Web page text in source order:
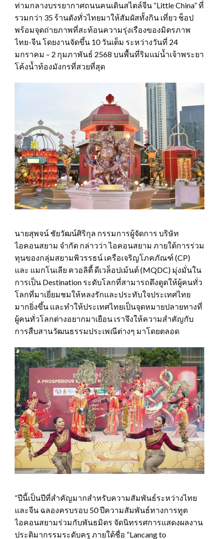
ท่ามกลางบรรยากาศถนนคนเดินสไตล์จีน “Little China” ที่
รวมกว่า 35 ร้านดังทั่วไทยมาให้สัมผัสทั้งกิน เที่ยว ช็อป
พร้อมจุดถ่ายภาพที่สะท้อนความรุ่งเรืองของมิตรภาพ
ไทย-จีน โดยงานจัดขึ้น 10 วันเต็ม ระหว่างวันที่ 24
มกราคม – 2 กุมภาพันธ์ 2568 บนพื้นที่ริมแม่น้ำเจ้าพระยา
โค้งน้ำท้องมังกรที่สวยที่สุด
นายสุพจน์ ชัยวัฒน์ศิริกุล กรรมการผู้จัดการ บริษัท
ไอคอนสยาม จำกัด กล่าวว่า ไอคอนสยาม ภายใต้การร่วม
ทุนของกลุ่มสยามพิวรรธน์ เครือเจริญโภคภัณฑ์ (CP)
และ แมกโนเลีย ควอลิตี้ ดีเวล็อปเม้นต์ (MQDC) มุ่งมั่นใน
การเป็น Destination ระดับโลกที่สามารถดึงดูดให้ผู้คนทั่ว
โลกที่มาเยี่ยมชมให้หลงรักและประทับใจประเทศไทย
มากยิ่งขึ้น และทำให้ประเทศไทยเป็นจุดหมายปลายทางที่
ผู้คนทั่วโลกต่างอยากมาเยือน เราจึงให้ความสำคัญกับ
การสืบสานวัฒนธรรมประเพณีต่างๆ มาโดยตลอด
“ปีนี้เป็นปีที่สำคัญมากสำหรับความสัมพันธ์ระหว่างไทย
และจีน ฉลองครบรอบ 50 ปีความสัมพันธ์ทางการทูต
ไอคอนสยามร่วมกับพันธมิตร จัดนิทรรศการแสดงผลงาน
ประติมากรรมระดับครู ภายใต้ชื่อ “Lancang to